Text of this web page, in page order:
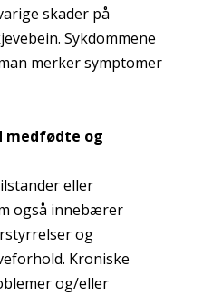
skader på
Sykdommene
merker symptomer
medfødte og
eller
også innebærer
og
Kroniske
og/eller